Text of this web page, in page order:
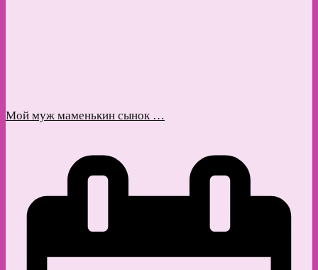
Мой муж маменькин сынок …